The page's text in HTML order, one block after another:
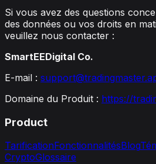
Si vous avez des questions
des données ou vos droits en
veuillez nous contacter :
SmartEEDigital Co.
E-mail :
Domaine du Produit : https://
Product
TarificationFonctionnalitésBlog
CryptoGlossaire